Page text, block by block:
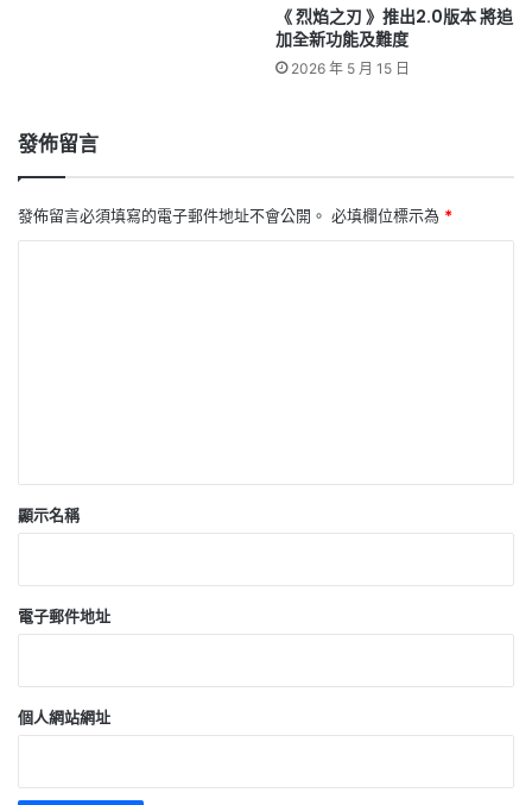
《 烈焰之刃 》推出2.0版本 將追
加全新功能及難度
2026 年 5 月 15 日
發佈留言
發佈留言必須填寫的電子郵件地址不會公開。 必填欄位標示為 *
顯示名稱
電子郵件地址
個人網站網址